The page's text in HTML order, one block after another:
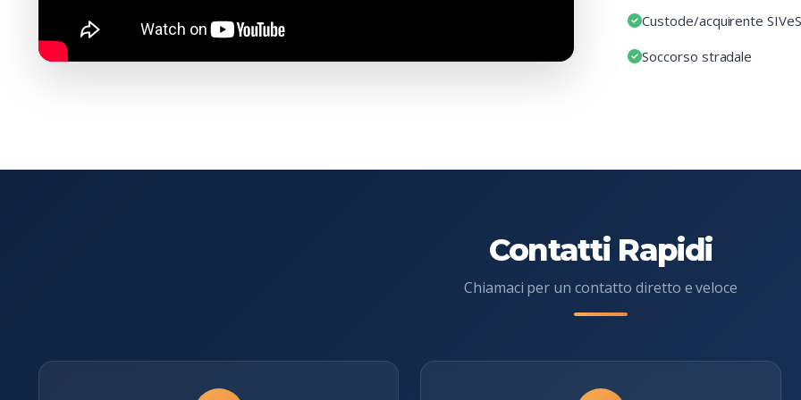
Custode/acquirente
Soccorso stradale
Contatti Rapidi
Chiamaci per un contatto diretto e veloce